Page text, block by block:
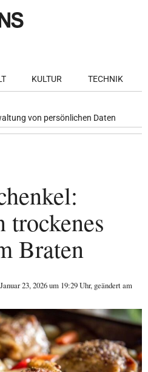
KULTUR TECHNIK
von persönlichen Daten
trockenes
Braten
Januar 23, 2026um 19:29 Uhr, geändert am